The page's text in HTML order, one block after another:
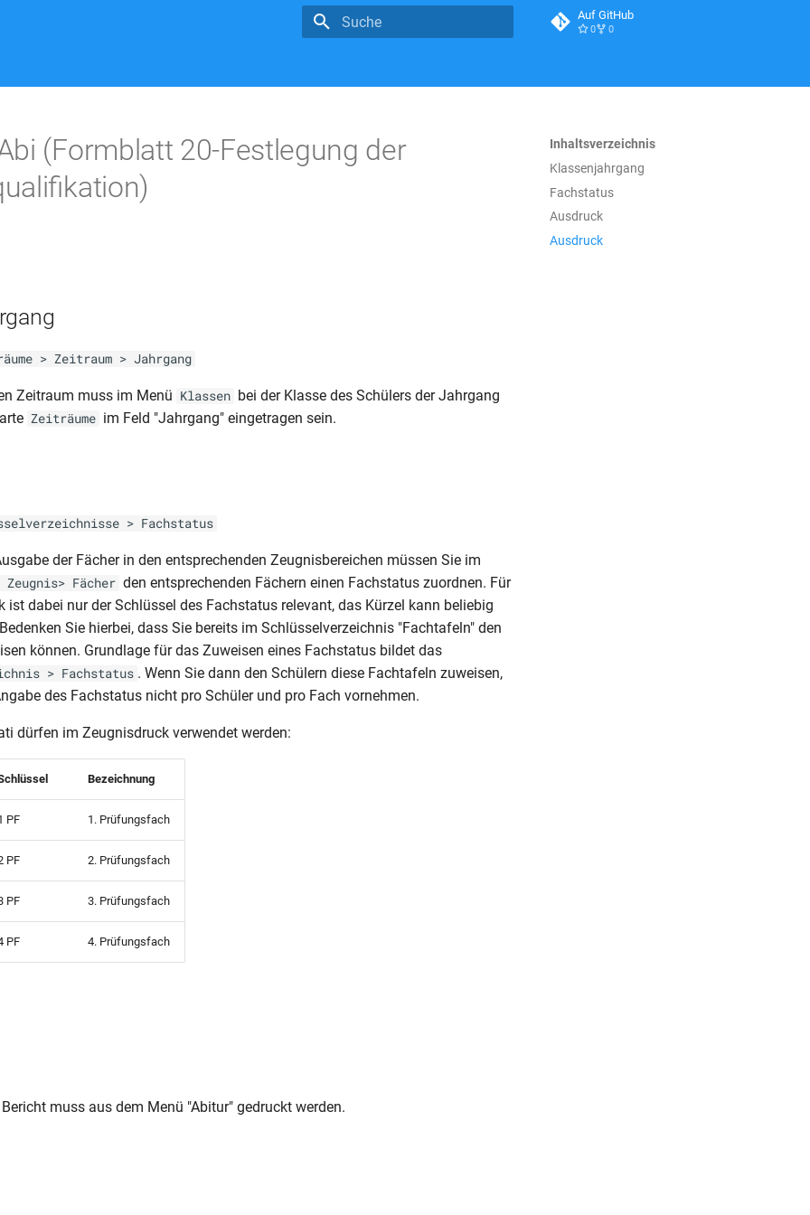
Auf GitHub
0 0
Inhaltsverzeichnis
Klassenjahrgang
Fachstatus
Ausdruck
Ausdruck
(Formblatt 20-Festlegung der
> Zeitraum > Jahrgang
Zeitraum muss im Menü Klassen bei der Klasse des Schülers der Jahrgang
Zeiträume im Feld "Jahrgang" eingetragen sein.
> Fachstatus
der Fächer in den entsprechenden Zeugnisbereichen müssen Sie im
Fächer den entsprechenden Fächern einen Fachstatus zuordnen. Für
ist dabei nur der Schlüssel des Fachstatus relevant, das Kürzel kann beliebig
Sie hierbei, dass Sie bereits im Schlüsselverzeichnis "Fachtafeln" den
können. Grundlage für das Zuweisen eines Fachstatus bildet das
> Fachstatus . Wenn Sie dann den Schülern diese Fachtafeln zuweisen,
des Fachstatus nicht pro Schüler und pro Fach vornehmen.
dürfen im Zeugnisdruck verwendet werden:
Bezeichnung
PF 1. Prüfungsfach
PF 2. Prüfungsfach
PF 3. Prüfungsfach
PF 4. Prüfungsfach
muss aus dem Menü "Abitur" gedruckt werden.